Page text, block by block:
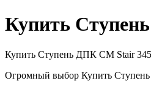
Купить
Купить Ступень ДПК CM Stair
Огромный выбор Купить Ступень